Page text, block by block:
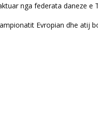
nga federata daneze
Evropian dhe atij